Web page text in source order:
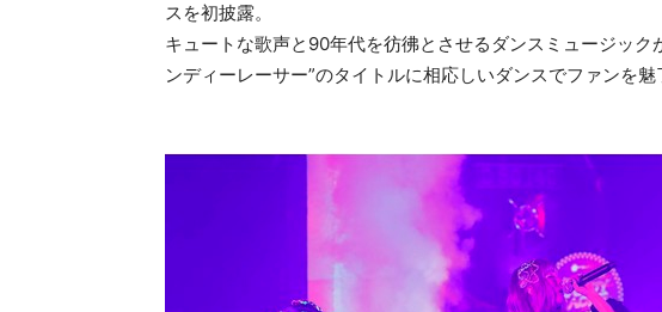
スを初披露。
キュートな歌声と90年代を彷彿とさせるダンスミュージック
ンディーレーサー”のタイトルに相応しいダンスでファンを魅